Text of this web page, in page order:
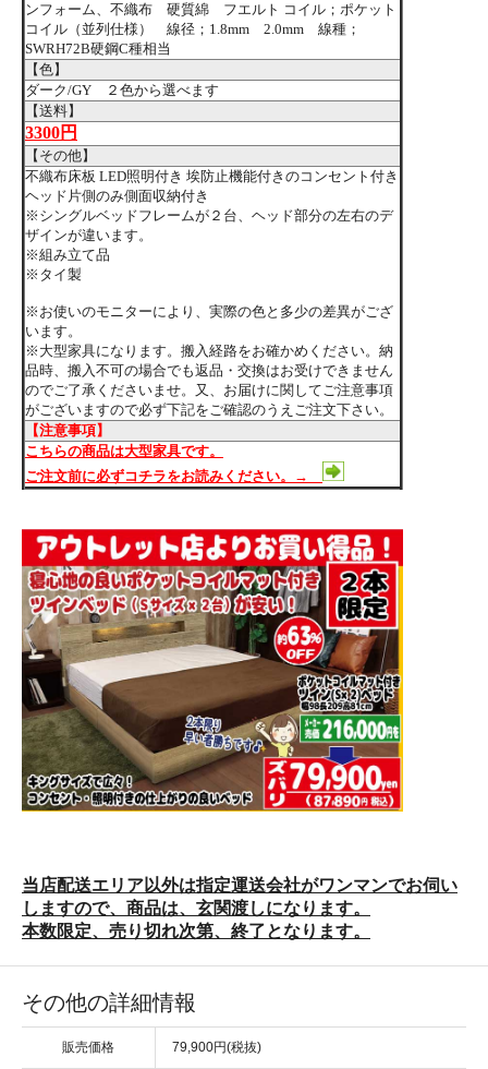
ンフォーム、不織布 硬質綿 フエルト コイル；ポケット
コイル（並列仕様） 線径；1.8mm 2.0mm 線種；
SWRH72B硬鋼C種相当
【色】
ダーク/GY ２色から選べます
【送料】
3300円
【その他】
不織布床板 LED照明付き 埃防止機能付きのコンセント付き
ヘッド片側のみ側面収納付き
※シングルベッドフレームが２台、ヘッド部分の左右のデ
ザインが違います。
※組み立て品
※タイ製
※お使いのモニターにより、実際の色と多少の差異がござ
います。
※大型家具になります。搬入経路をお確かめください。納
品時、搬入不可の場合でも返品・交換はお受けできません
のでご了承くださいませ。又、お届けに関してご注意事項
がございますので必ず下記をご確認のうえご注文下さい。
【注意事項】
こちらの商品は大型家具です。
ご注文前に必ずコチラをお読みください。→
当店配送エリア以外は指定運送会社がワンマンでお伺い
しますので、商品は、玄関渡しになります。
本数限定、売り切れ次第、終了となります。
その他の詳細情報
販売価格 79,900円(税抜)